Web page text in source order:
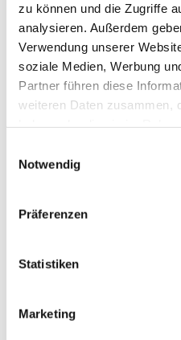
zu können und die Zugriffe
analysieren. Außerdem
Verwendung unserer
soziale Medien, Werbung
Partner führen diese
weiteren Daten zusammen,
Notwendig
Präferenzen
Statistiken
Marketing
Sabji Kofta
Bällchen,
TK, 400 g
€ 17,40/ kg